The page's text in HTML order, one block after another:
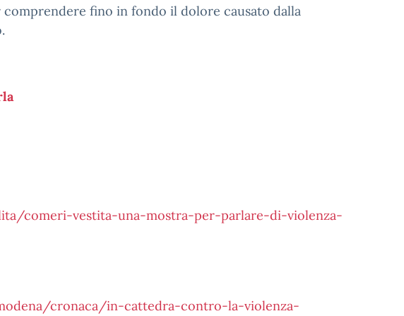
comprendere fino in fondo il dolore causato dalla
comeri-vestita-una-mostra-per-parlare-di-violenza-
cronaca/in-cattedra-contro-la-violenza-